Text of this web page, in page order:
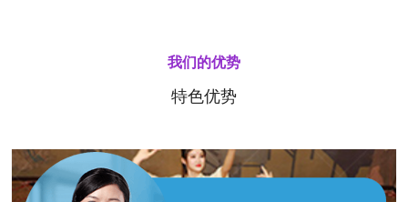
我们的优势
特色优势